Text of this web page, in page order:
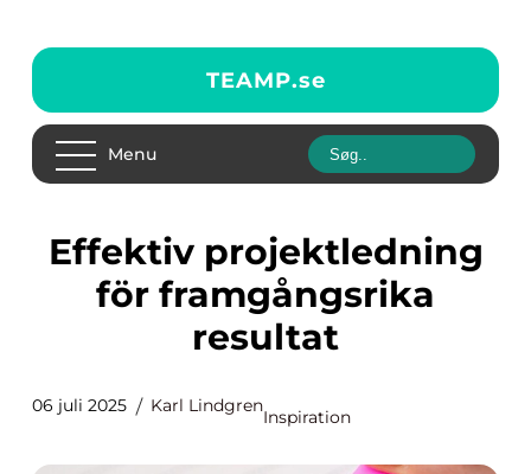
TEAMP.se
Menu
Effektiv projektledning
för framgångsrika
resultat
06 juli 2025 Karl Lindgren
Inspiration